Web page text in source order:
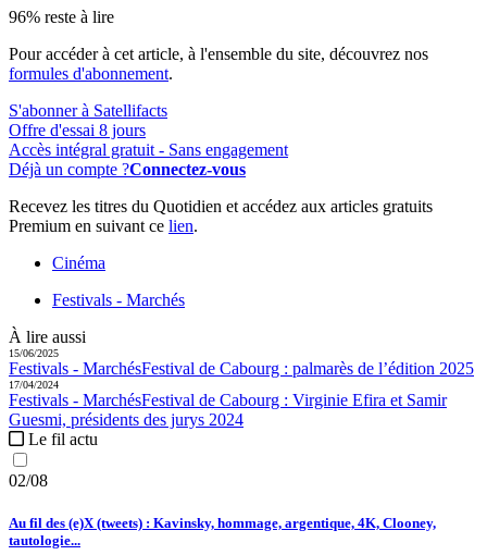
96% reste à lire
Pour accéder à cet article, à l'ensemble du site, découvrez nos
formules d'abonnement.
S'abonner à Satellifacts
Offre d'essai 8 jours
Accès intégral gratuit - Sans engagement
Déjà un compte ?Connectez-vous
Recevez les titres du Quotidien et accédez aux articles gratuits
Premium en suivant ce lien.
Cinéma
Festivals - Marchés
À lire aussi
15/06/2025
Festivals - MarchésFestival de Cabourg : palmarès de l’édition 2025
17/04/2024
Festivals - MarchésFestival de Cabourg : Virginie Efira et Samir
Guesmi, présidents des jurys 2024
Le fil actu
02/08
Au fil des (e)X (tweets) : Kavinsky, hommage, argentique, 4K, Clooney,
tautologie...